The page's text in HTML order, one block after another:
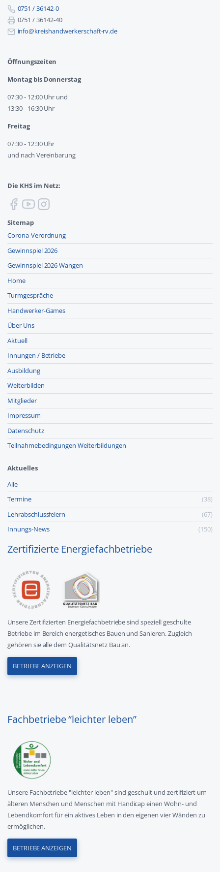
0751 / 36142-0
0751 / 36142-40
info@kreishandwerkerschaft-rv.de
Öffnungszeiten
Montag bis Donnerstag
07:30 - 12:00 Uhr und
13:30 - 16:30 Uhr
Freitag
07:30 - 12:30 Uhr
und nach Vereinbarung
Die KHS im Netz:
Sitemap
Corona-Verordnung
Gewinnspiel 2026
Gewinnspiel 2026 Wangen
Home
Turmgespräche
Handwerker-Games
Über Uns
Aktuell
Innungen / Betriebe
Ausbildung
Weiterbilden
Mitglieder
Impressum
Datenschutz
Teilnahmebedingungen Weiterbildungen
Aktuelles
Alle
Termine
(38)
Lehr­abschluss­feiern
(67)
Innungs-News
(150)
Zertifizierte Energiefachbetriebe
Unsere Zertifizierten Energiefachbetriebe sind speziell geschulte
Betriebe im Bereich energetisches Bauen und Sanieren. Zugleich
gehören sie alle dem Qualitätsnetz Bau an.
BETRIEBE ANZEIGEN
Fachbetriebe “leichter leben”
Unsere Fachbetriebe "leichter leben" sind geschult und zertifiziert um
älteren Menschen und Menschen mit Handicap einen Wohn- und
Lebendkomfort für ein aktives Leben in den eigenen vier Wänden zu
ermöglichen.
BETRIEBE ANZEIGEN